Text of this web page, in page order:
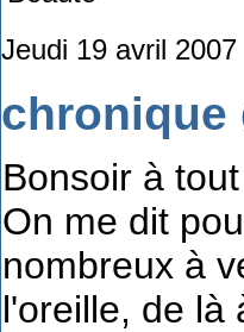
Jeudi 19 avril 2007
chronique
Bonsoir à
On me dit
nombreux à
l'oreille, de là